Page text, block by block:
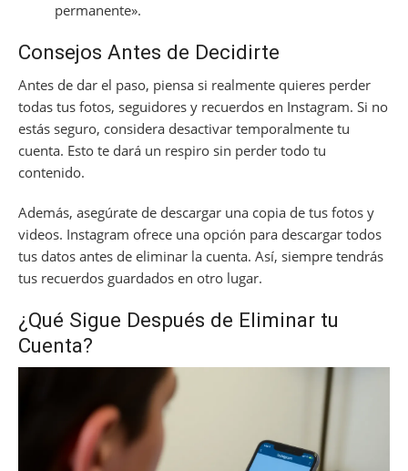
permanente».
Consejos Antes de Decidirte
Antes de dar el paso, piensa si realmente quieres perder
todas tus fotos, seguidores y recuerdos en Instagram. Si no
estás seguro, considera desactivar temporalmente tu
cuenta. Esto te dará un respiro sin perder todo tu
contenido.
Además, asegúrate de descargar una copia de tus fotos y
videos. Instagram ofrece una opción para descargar todos
tus datos antes de eliminar la cuenta. Así, siempre tendrás
tus recuerdos guardados en otro lugar.
¿Qué Sigue Después de Eliminar tu
Cuenta?